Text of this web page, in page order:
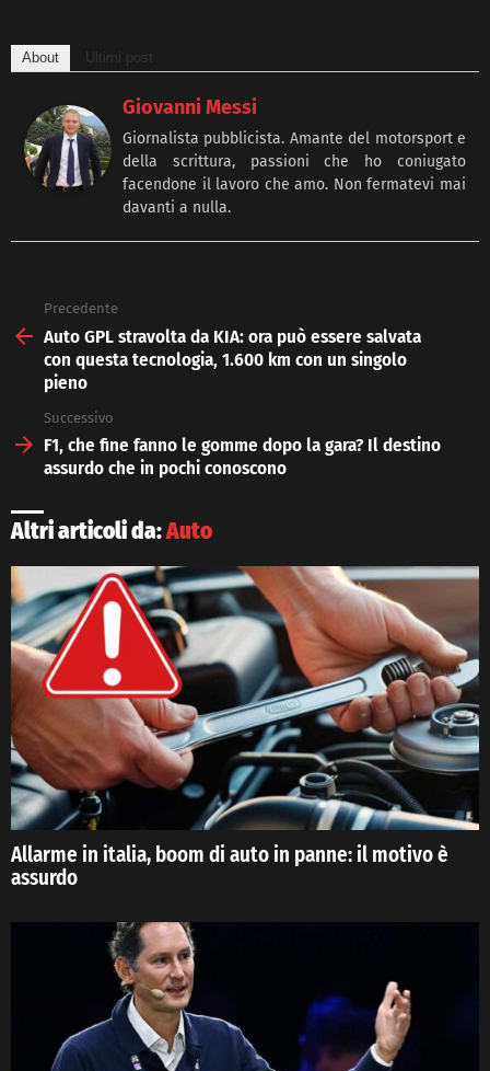
About Ultimi post
Giovanni Messi
Giornalista pubblicista. Amante del motorsport e
della scrittura, passioni che ho coniugato
facendone il lavoro che amo. Non fermatevi mai
davanti a nulla.
more
Precedente
Auto GPL stravolta da KIA: ora può essere salvata
con questa tecnologia, 1.600 km con un singolo
pieno
Successivo
F1, che fine fanno le gomme dopo la gara? Il destino
assurdo che in pochi conoscono
Altri articoli da:Auto
Allarme in italia, boom di auto in panne: il motivo è
assurdo